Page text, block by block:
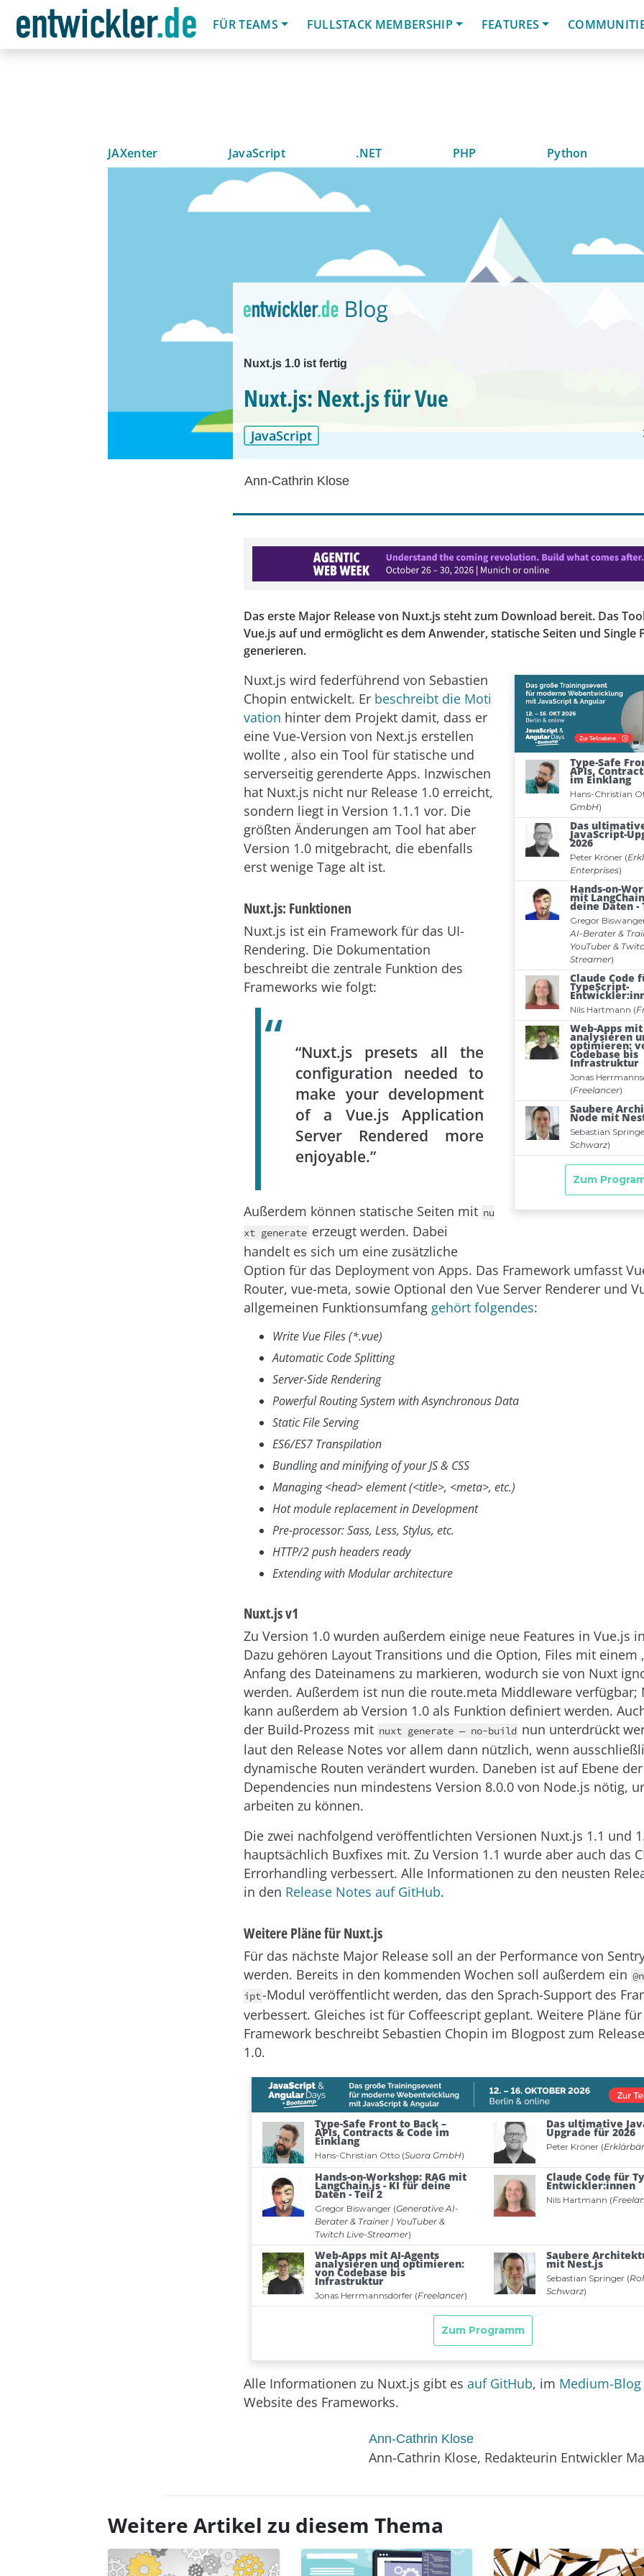
FÜR TEAMS
FULLSTACK MEMBERSHIP FEATURES
JAXenter JavaScript .NET PHP Python
Nuxt.js 1.0 ist fertig
Nuxt.js: Next.js für Vue
JavaScript
Ann-Cathrin Klose
Das erste Major Release von Nuxt.js steht zum Download bereit. Das
Vue.js auf und ermöglicht es dem Anwender, statische Seiten und Single
generieren.
Nuxt.js wird federführend von Sebastien
Chopin entwickelt. Er beschreibt die Moti
vation hinter dem Projekt damit, dass er
eine Vue-Version von Next.js erstellen
wollte , also ein Tool für statische und
serverseitig gerenderte Apps. Inzwischen
hat Nuxt.js nicht nur Release 1.0 erreicht,
sondern liegt in Version 1.1.1 vor. Die
größten Änderungen am Tool hat aber
Version 1.0 mitgebracht, die ebenfalls
erst wenige Tage alt ist.
Nuxt.js: Funktionen
Nuxt.js ist ein Framework für das UI-
Rendering. Die Dokumentation
beschreibt die zentrale Funktion des
Frameworks wie folgt:
“Nuxt.js presets all the
configuration needed to
make your development
of a Vue.js Application
Server Rendered more
enjoyable.”
Außerdem können statische Seiten mit nu
xt generate erzeugt werden. Dabei
handelt es sich um eine zusätzliche
Option für das Deployment von Apps. Das Framework umfasst
Router, vue-meta, sowie Optional den Vue Server Renderer und
allgemeinen Funktionsumfang gehört folgendes:
Write Vue Files (*.vue)
Automatic Code Splitting
Server-Side Rendering
Powerful Routing System with Asynchronous Data
Static File Serving
ES6/ES7 Transpilation
Bundling and minifying of your JS & CSS
Managing <head> element (<title>, <meta>, etc.)
Hot module replacement in Development
Pre-processor: Sass, Less, Stylus, etc.
HTTP/2 push headers ready
Extending with Modular architecture
Nuxt.js v1
Zu Version 1.0 wurden außerdem einige neue Features in Vue.js
Dazu gehören Layout Transitions und die Option, Files mit einem
Anfang des Dateinamens zu markieren, wodurch sie von Nuxt
werden. Außerdem ist nun die route.meta Middleware verfügbar;
kann außerdem ab Version 1.0 als Funktion definiert werden.
der Build-Prozess mit nuxt generate — no-build nun unterdrückt
laut den Release Notes vor allem dann nützlich, wenn
dynamische Routen verändert wurden. Daneben ist auf Ebene der
Dependencies nun mindestens Version 8.0.0 von Node.js nötig,
arbeiten zu können.
Die zwei nachfolgend veröffentlichten Versionen Nuxt.js 1.1 und
hauptsächlich Buxfixes mit. Zu Version 1.1 wurde aber auch das
Errorhandling verbessert. Alle Informationen zu den neusten
in den Release Notes auf GitHub.
Weitere Pläne für Nuxt.js
Für das nächste Major Release soll an der Performance von
werden. Bereits in den kommenden Wochen soll außerdem ein
ipt-Modul veröffentlicht werden, das den Sprach-Support des
verbessert. Gleiches ist für Coffeescript geplant. Weitere Pläne
Framework beschreibt Sebastien Chopin im Blogpost zum
1.0.
Alle Informationen zu Nuxt.js gibt es auf GitHub, im Medium-Blog
Website des Frameworks.
Ann-Cathrin Klose
Ann-Cathrin Klose, Redakteurin Entwickler
Weitere Artikel zu diesem Thema